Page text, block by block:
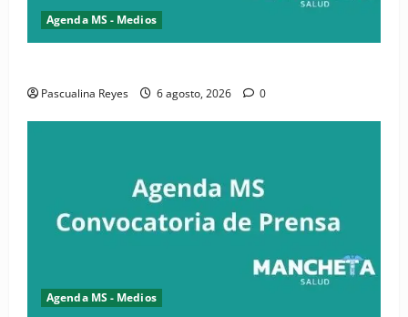
Agenda MS - Medios
Pascualina Reyes 6 agosto, 2026 0
Agenda MS - Medios